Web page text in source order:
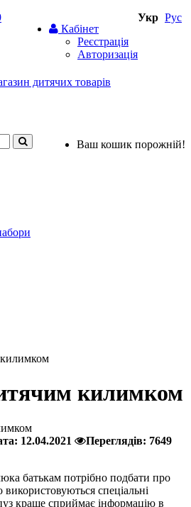
Укр Рус
Кабінет
Реєстрація
Авторизація
Ваш кошик порожній!
килимком
12.04.2021 Переглядів: 7649
батькам потрібно подбати про
спеціальні
краще сприймає інформацію в